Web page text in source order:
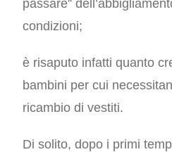
passare”
condizioni;
è risaputo infatti quanto
bambini per cui
ricambio di vestiti.
Di solito, dopo i primi